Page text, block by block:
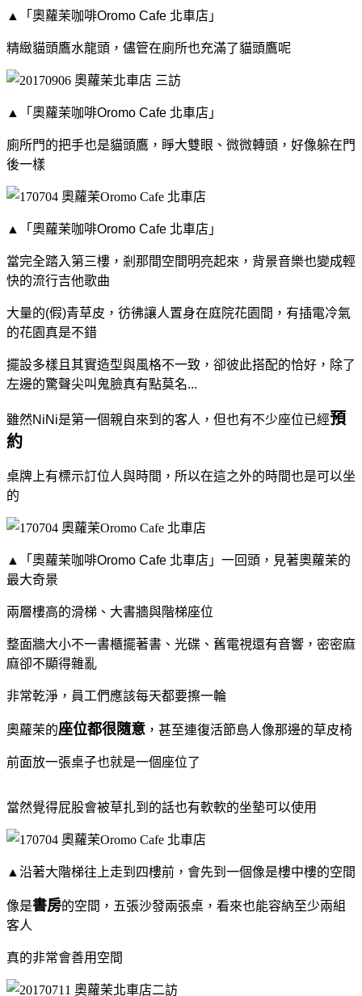
▲「奧蘿茉咖啡Oromo Cafe 北車店」
精緻貓頭鷹水龍頭， 儘管在廁所也充滿了貓頭鷹呢
▲「奧蘿茉咖啡Oromo Cafe 北車店」
廁所門的把手也是貓頭鷹，睜大雙眼、微微轉頭，好像躲在門
後一樣
▲「奧蘿茉咖啡Oromo Cafe 北車店」
當完全踏入第三樓， 剎那間空間明亮起來， 背景音樂也變成輕
快的流行吉他歌曲
大量的(假)青草皮，彷彿讓人置身在庭院花園間， 有插電冷氣
的花園真是不錯
擺設多樣且其實造型與風格不一致，卻彼此搭配的恰好，除了
左邊的驚聲尖叫鬼臉真有點莫名...
雖然NiNi是第一個親自來到的客人，但也有不少座位已經預
約
桌牌上有標示訂位人與時間，所以在這之外的時間也是可以坐
的
▲「奧蘿茉咖啡Oromo Cafe 北車店」一回頭，見著奧蘿茉的
最大奇景
兩層樓高的滑梯、大書牆與階梯座位
整面牆大小不一書櫃擺著書、光碟、舊電視還有音響， 密密麻
麻卻不顯得雜亂
非常乾淨，員工們應該每天都要擦一輪
奧蘿茉的座位都很隨意 ，甚至連復活節島人像那邊的草皮椅
前面放一張桌子也就是一個座位了
當然覺得屁股會被草扎到的話也有軟軟的坐墊可以使用
▲沿著大階梯往上走到四樓前，會先到一個像是樓中樓的空間
像是書房的空間，五張沙發兩張桌，看來也能容納至少兩組
客人
真的非常會善用空間